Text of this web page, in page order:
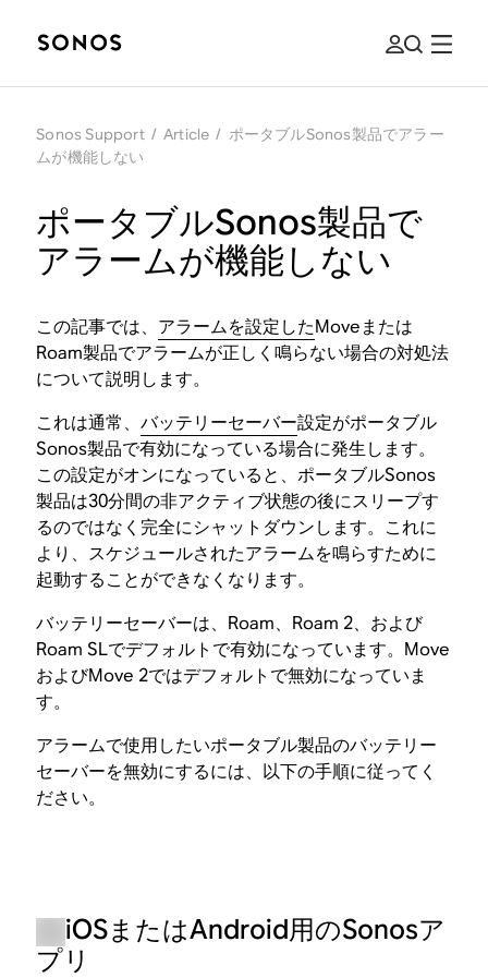
Sonos Support / Article / ポータブルSonos製品でアラー
ムが機能しない
ポータブルSonos製品で
アラームが機能しない
この記事では、 アラームを設定したMoveまたは
Roam製品でアラームが正しく鳴らない場合の対処法
について説明します。
これは通常、バッテリーセーバー設定がポータブル
Sonos製品で有効になっている場合に発生します。
この設定がオンになっていると、ポータブルSonos
製品は30分間の非アクティブ状態の後にスリープす
るのではなく完全にシャットダウンします。これに
より、スケジュールされたアラームを鳴らすために
起動することができなくなります。
バッテリーセーバーは、Roam、Roam 2、および
Roam SLでデフォルトで有効になっています。Move
およびMove 2ではデフォルトで無効になっていま
す。
アラームで使用したいポータブル製品のバッテリー
セーバーを無効にするには、以下の手順に従ってく
ださい。
iOSまたはAndroid用のSonosア
プリ